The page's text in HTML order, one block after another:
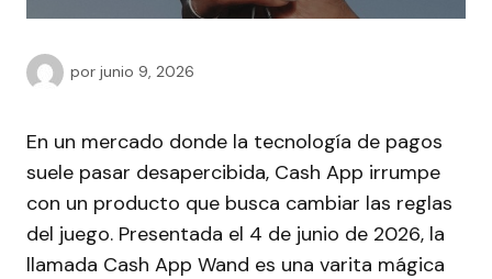
por junio 9, 2026
En un mercado donde la tecnología de pagos
suele pasar desapercibida, Cash App irrumpe
con un producto que busca cambiar las reglas
del juego. Presentada el 4 de junio de 2026, la
llamada Cash App Wand es una varita mágica